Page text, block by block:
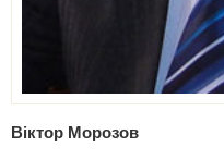
Віктор Морозов